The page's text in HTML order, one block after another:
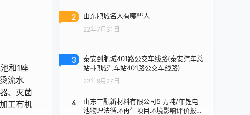
和1座
流水
、灭菌
工有机
2 山东肥城名人有哪些人
22年7月31日
3
泰安到肥城401路公交车线路(泰安汽车总
站–肥城汽车站401路公交车线路)
22年9月27日
4
山东丰融新材料有限公司5 万吨/年锂电
池物理法循环再生项目环境影响评价报批